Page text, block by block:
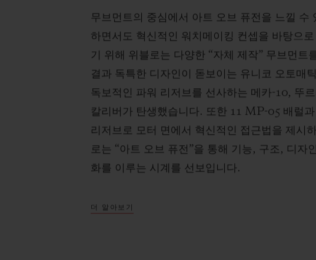
무브먼트의 중심에서 아트 오브 퓨전을 느낄 수
하면서도 혁신적인 워치메이킹 컨셉을 바탕으
기 위해 위블로는 다양한 “자체 제작” 무브먼트
결과 독특한 디자인이 돋보이는 유니코 오토매
독보적인 파워 리저브를 선사하는 메카-10, 뚜
칼리버가 탄생했습니다. 또한 11 MP-05 배럴
리저브로 모터 면에서 혁신적인 접근법을 제시
로는 “아트 오브 퓨전”을 통해 기능, 구조, 디자
화를 이루는 시계를 선보입니다.
더 알아보기